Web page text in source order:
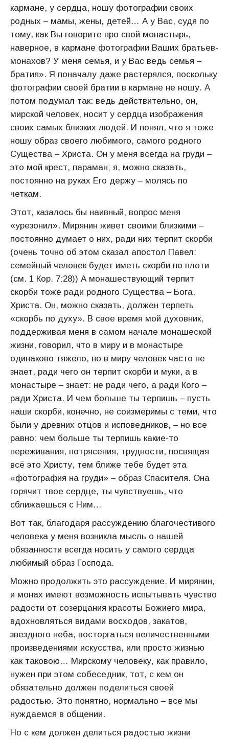
кармане, у сердца, ношу фотографии своих
родных – мамы, жены, детей… А у Вас, судя по
тому, как Вы говорите про свой монастырь,
наверное, в кармане фотографии Ваших братьев-
монахов? У меня семья, и у Вас ведь семья –
братия». Я поначалу даже растерялся, поскольку
фотографии своей братии в кармане не ношу. А
потом подумал так: ведь действительно, он,
мирской человек, носит у сердца изображения
своих самых близких людей. И понял, что я тоже
ношу образ своего любимого, самого родного
Существа – Христа. Он у меня всегда на груди –
это мой крест, параман; я, можно сказать,
постоянно на руках Его держу – молясь по
четкам.
Этот, казалось бы наивный, вопрос меня
«урезонил». Мирянин живет своими близкими –
постоянно думает о них, ради них терпит скорби
(очень точно об этом сказал апостол Павел:
семейный человек будет иметь скорби по плоти
(см. 1 Кор. 7:28)) А монашествующий терпит
скорби тоже ради родного Существа – Бога,
Христа. Он, можно сказать, должен терпеть
«скорбь по духу». В свое время мой духовник,
поддерживая меня в самом начале монашеской
жизни, говорил, что в миру и в монастыре
одинаково тяжело, но в миру человек часто не
знает, ради чего он терпит скорби и муки, а в
монастыре – знает: не ради чего, а ради Кого –
ради Христа. И чем больше ты терпишь – пусть
наши скорби, конечно, не соизмеримы с теми, что
были у древних отцов и исповедников, – но все
равно: чем больше ты терпишь какие-то
переживания, потрясения, трудности, посвящая
всё это Христу, тем ближе тебе будет эта
«фотография на груди» – образ Спасителя. Она
горячит твое сердце, ты чувствуешь, что
сближаешься с Ним…
Вот так, благодаря рассуждению благочестивого
человека у меня возникла мысль о нашей
обязанности всегда носить у самого сердца
любимый образ Господа.
Можно продолжить это рассуждение. И мирянин,
и монах имеют возможность испытывать чувство
радости от созерцания красоты Божиего мира,
вдохновляться видами восходов, закатов,
звездного неба, восторгаться величественными
произведениями искусства, или просто жизнью
как таковою… Мирскому человеку, как правило,
нужен при этом собеседник, тот, с кем он
обязательно должен поделиться своей
радостью. Это понятно, нормально – все мы
нуждаемся в общении.
Но с кем должен делиться радостью жизни